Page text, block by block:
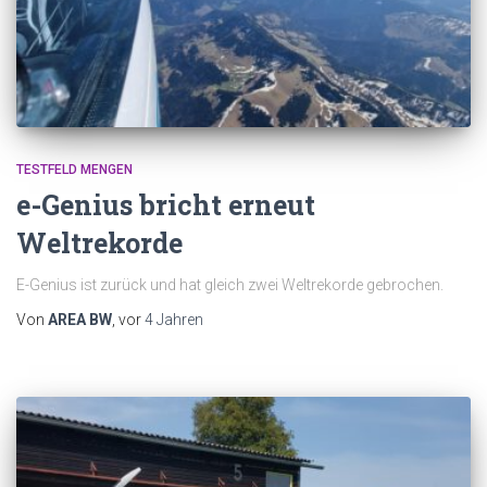
TESTFELD MENGEN
e-Genius bricht erneut
Weltrekorde
E-Genius ist zurück und hat gleich zwei Weltrekorde gebrochen.
Von AREA BW , vor4 Jahren